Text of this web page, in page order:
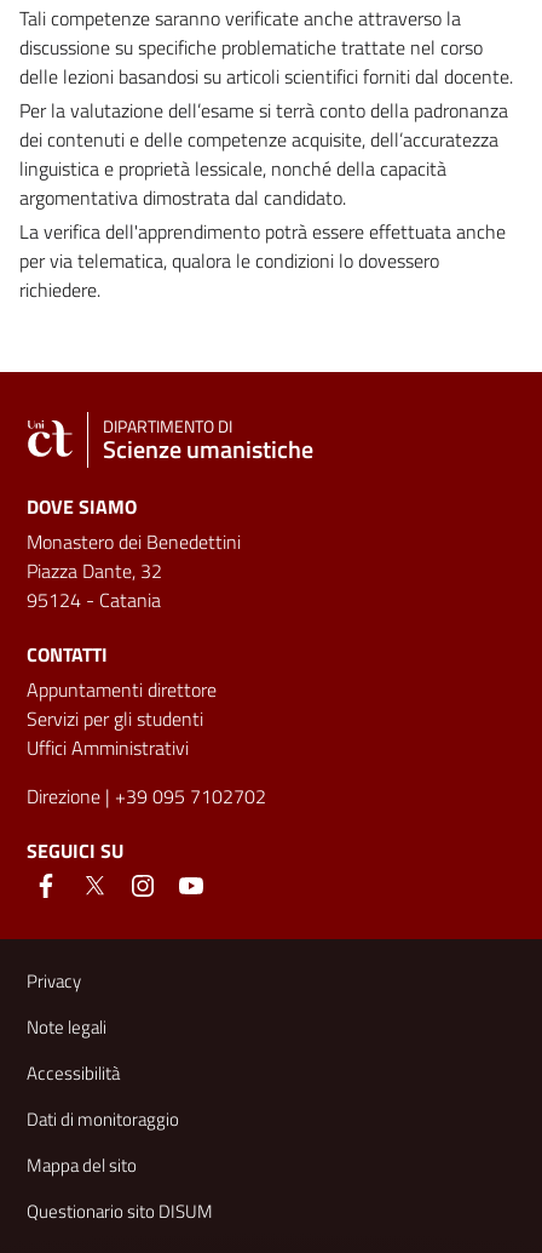
Tali competenze saranno verificate anche attraverso la
discussione su specifiche problematiche trattate nel corso
delle lezioni basandosi su articoli scientifici forniti dal docente.
Per la valutazione dell’esame si terrà conto della padronanza
dei contenuti e delle competenze acquisite, dell’accuratezza
linguistica e proprietà lessicale, nonché della capacità
argomentativa dimostrata dal candidato.
La verifica dell'apprendimento potrà essere effettuata anche
per via telematica, qualora le condizioni lo dovessero
richiedere.
DIPARTIMENTO DI
Scienze umanistiche
DOVE SIAMO
Monastero dei Benedettini
Piazza Dante, 32
95124 - Catania
CONTATTI
Appuntamenti direttore
Servizi per gli studenti
Uffici Amministrativi
Direzione | +39 095 7102702
SEGUICI SU
Link e informazioni utili
Privacy
Note legali
Accessibilità
Dati di monitoraggio
Mappa del sito
Questionario sito DISUM